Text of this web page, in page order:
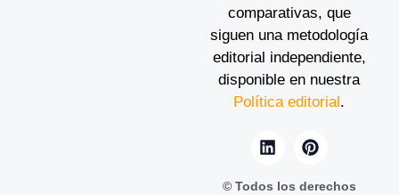
comparativas, que
siguen una metodología
editorial independiente,
disponible en nuestra
Política editorial.
© Todos los derechos